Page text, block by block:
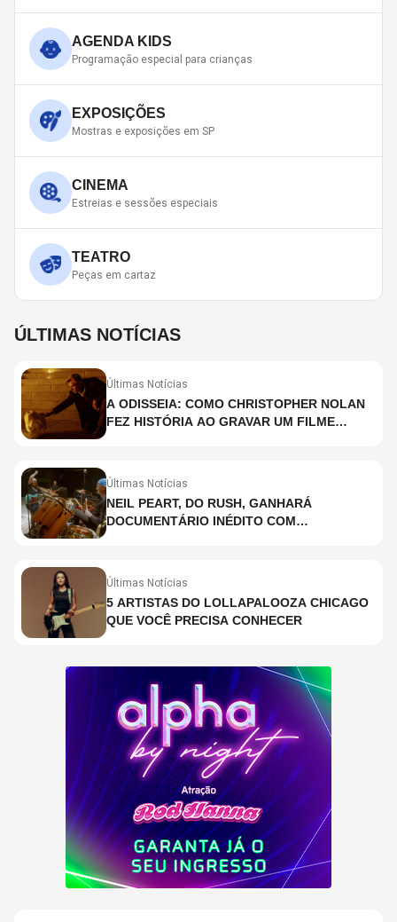
AGENDA KIDS
Programação especial para crianças
EXPOSIÇÕES
Mostras e exposições em SP
CINEMA
Estreias e sessões especiais
TEATRO
Peças em cartaz
ÚLTIMAS NOTÍCIAS
Últimas Notícias
A ODISSEIA: COMO CHRISTOPHER NOLAN
FEZ HISTÓRIA AO GRAVAR UM FILME
Últimas Notícias
NEIL PEART, DO RUSH, GANHARÁ
DOCUMENTÁRIO INÉDITO COM
Últimas Notícias
5 ARTISTAS DO LOLLAPALOOZA CHICAGO
QUE VOCÊ PRECISA CONHECER